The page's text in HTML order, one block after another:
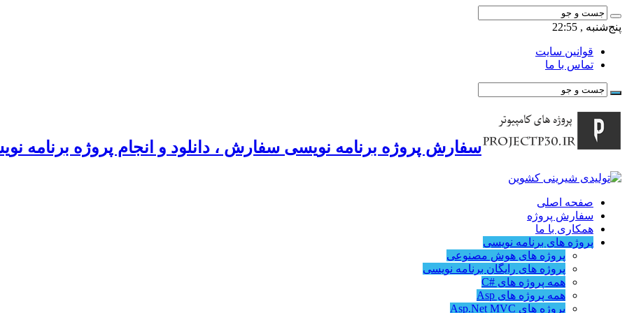
پنج‌شنبه , 22:55
قوانین سایت
تماس با ما
سفارش پروژه برنامه نویسی سفارش ، دانلود و انجام پروژه برنامه
صفحه اصلی
سفارش پروژه
همکاری با ما
پروژه های برنامه نویسی
پروژه های هوش مصنوعی
پروژه های رایگان برنامه نویسی
همه پروژه های #C
همه پروژه های Asp
پروژه های Asp.Net MVC